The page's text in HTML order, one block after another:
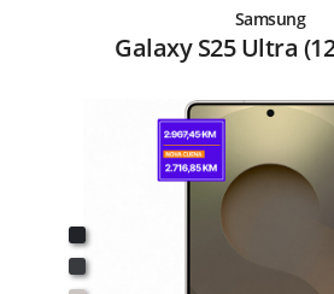
Samsung
Galaxy S25 Ultra